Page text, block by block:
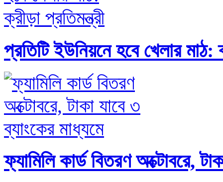
প্রতিটি ইউনিয়নে হবে খেলার মাঠ:
ফ্যামিলি কার্ড বিতরণ অক্টোবরে,